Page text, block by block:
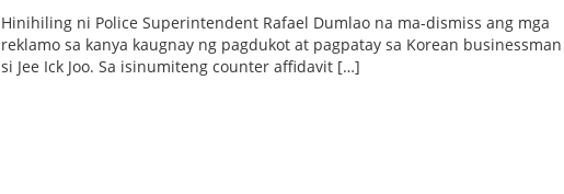
Hinihiling ni Police Superintendent Rafael Dumlao na ma-dismiss ang mga
reklamo sa kanya kaugnay ng pagdukot at pagpatay sa Korean
si Jee Ick Joo. Sa isinumiteng counter affidavit […]